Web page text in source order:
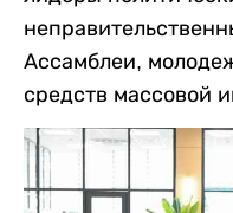
Ассамблеи,
средств массовой